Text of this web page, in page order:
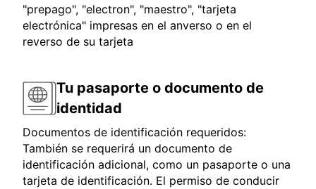
"prepago", "electron", "maestro", "tarjeta
electrónica" impresas en el anverso o en el
reverso de su tarjeta
Tu pasaporte o documento de
identidad
Documentos de identificación requeridos:
También se requerirá un documento de
identificación adicional, como un pasaporte o una
tarjeta de identificación. El permiso de conducir